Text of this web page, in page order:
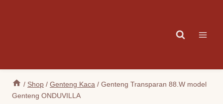
/ Shop / Genteng Kaca / Genteng Transparan 88.W model
Genteng ONDUVILLA